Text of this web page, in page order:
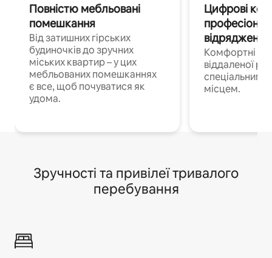
Повністю мебльовані
помешкання
Від затишних гірських
будиночків до зручних
міських квартир – у цих
мебльованих помешканнях
є все, щоб почуватися як
удома.
Цифрові
Комфортні
віддаленої
спеціальним
місцем.
Зручності та привілеї тривалого
перебування